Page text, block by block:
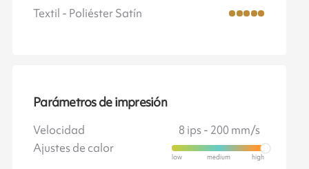
Textil - Poliéster Satín
Parámetros de impresión
Velocidad
8 ips - 200 mm/s
Ajustes de calor